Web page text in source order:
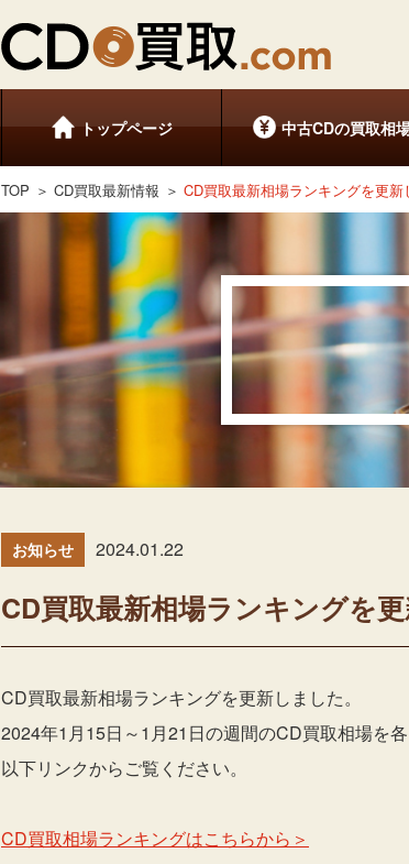
トップページ 中古CDの買取相
TOP CD買取最新情報 CD買取最新相場ランキングを更新
お知らせ 2024.01.22
CD買取最新相場ランキングを
CD買取最新相場ランキングを更新しました。
2024年1月15日～1月21日の週間のCD買取相場を
以下リンクからご覧ください。
CD買取相場ランキングはこちらから＞